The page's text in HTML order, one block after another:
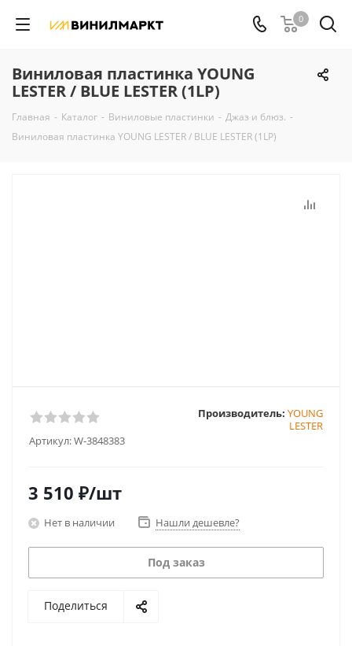
0
Виниловая пластинка YOUNG
LESTER / BLUE LESTER (1LP)
Главная - Каталог - Виниловые пластинки - Джаз и блюз. -
Виниловая пластинка YOUNG LESTER / BLUE LESTER (1LP)
Артикул:W-3848383
Производитель: YOUNG
LESTER
3 510 ₽/шт
Нет в наличии Нашли дешевле?
Под заказ
Поделиться